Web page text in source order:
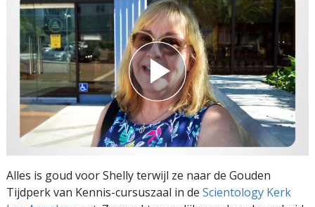
Alles is goud voor Shelly terwijl ze naar de Gouden
Tijdperk van Kennis-cursuszaal in de Scientology Kerk